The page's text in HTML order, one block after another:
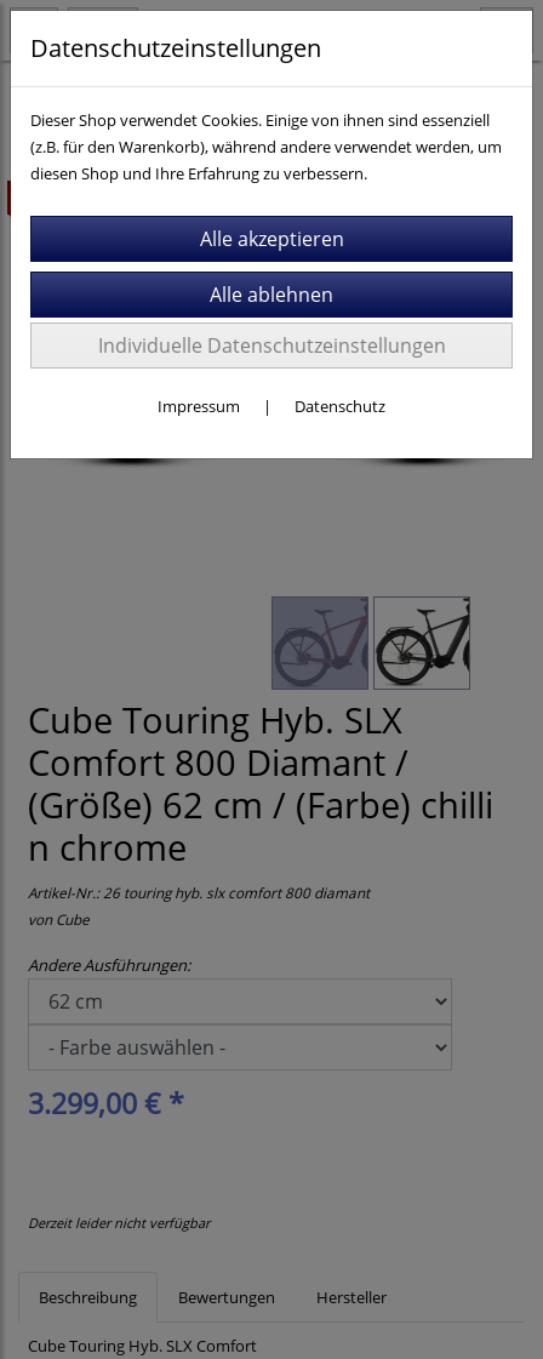
E-Bikes Trekking / City E-Trekking
Cube Touring Hyb. SLX
Comfort 800 Diamant /
(Größe) 62 cm / (Farbe) chilli
n chrome
Artikel-Nr.:26 touring hyb. slx comfort 800 diamant
vonCube
Andere Ausführungen:
3.299,00 € *
Derzeit leider nicht verfügbar
Beschreibung Bewertungen Hersteller
Cube Touring Hyb. SLX Comfort
Datenschutzeinstellungen
Dieser Shop verwendet Cookies. Einige von ihnen sind essenziell
(z.B. für den Warenkorb), während andere verwendet werden, um
diesen Shop und Ihre Erfahrung zu verbessern.
Individuelle Datenschutzeinstellungen
Impressum | Datenschutz